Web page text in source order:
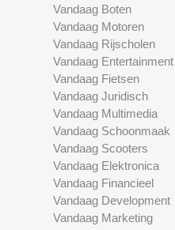
Vandaag Boten
Vandaag Motoren
Vandaag Rijscholen
Vandaag Entertainment
Vandaag Fietsen
Vandaag Juridisch
Vandaag Multimedia
Vandaag Schoonmaak
Vandaag Scooters
Vandaag Elektronica
Vandaag Financieel
Vandaag Development
Vandaag Marketing